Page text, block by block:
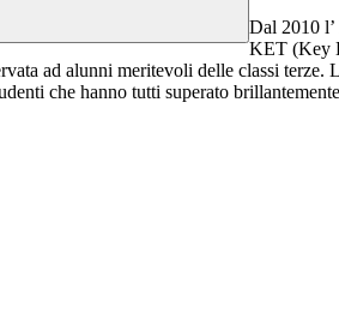
Dal 2010
KET (Key
ad alunni meritevoli delle classi terze.
che hanno tutti superato